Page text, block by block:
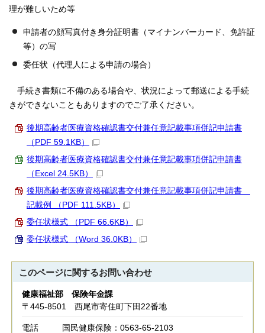
理が難しいため等
申請者の顔写真付き身分証明書（マイナンバーカード、免許証
等）の写
委任状（代理人による申請の場合）
手続き書類に不備のある場合や、状況によって郵送による手続
きができないこともありますのでご了承ください。
後期高齢者医療資格確認書交付兼任意記載事項併記申請書
（PDF 59.1KB）
後期高齢者医療資格確認書交付兼任意記載事項併記申請書
（Excel 24.5KB）
後期高齢者医療資格確認書交付兼任意記載事項併記申請書
記載例 （PDF 111.5KB）
委任状様式 （PDF 66.6KB）
委任状様式 （Word 36.0KB）
このページに関するお問い合わせ
健康福祉部 保険年金課
〒445-8501 西尾市寄住町下田22番地
電話
国民健康保険：0563-65-2103